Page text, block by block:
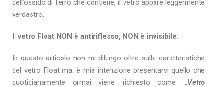
dell’ossido di ferro che contiene, il vetro appare leggermente
verdastro.
Il vetro Float NON è antiriflesso, NON è invisibile.
In questo articolo non mi dilungo oltre sulle caratteristiche
del vetro Float ma, è mia intenzione presentarvi quello che
quotidianamente ormai viene richiesto come … Vetro